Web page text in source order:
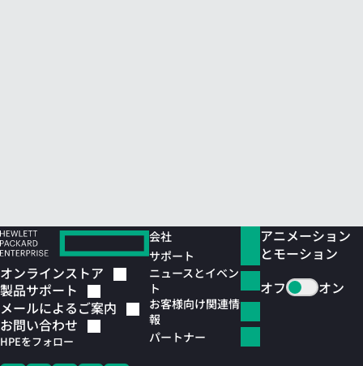
オンラインストア
製品サポート
メールによるご案内
お問い合わせ
HPEをフォロー
会社
サポート
ニュースとイベン
ト
お客様向け関連情
報
パートナー
アニメーション
とモーション
オフ
オン